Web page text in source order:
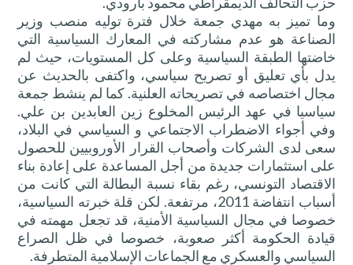
وما تميز به مهدي جمعة خلال فترة توليه منصب وزير
الصناعة هو عدم مشاركته في المعارك السياسية التي
خاضتها الطبقة السياسية وعلى كل المستويات، حيث لم
يدل بأي تعليق أو تصريح سياسي، واكتفى بالحديث عن
مجال اختصاصه في تصريحاته العلنية. كما لم ينشط جمعة
سياسيا في عهد الرئيس المخلوع زين العابدين بن علي.
وفي أجواء الاضطراب الاجتماعي و السياسي في البلاد،
سعى لدى الشركات وأصحاب القرار الأوروبيين للحصول
على استثمارات جديدة من أجل المساعدة على إعادة بناء
الاقتصاد التونسي، رغم بقاء نسبة البطالة التي كانت من
أسباب انتفاضة 2011، مرتفعة. لكن قلة خبرته السياسية،
خصوصا في مجال السياسية الأمنية، قد تجعل مهمته في
قيادة الحكومة أكثر صعوبة، خصوصا في ظل الصراع
السياسي والعسكري مع الجماعات الإسلامية المتطرفة.